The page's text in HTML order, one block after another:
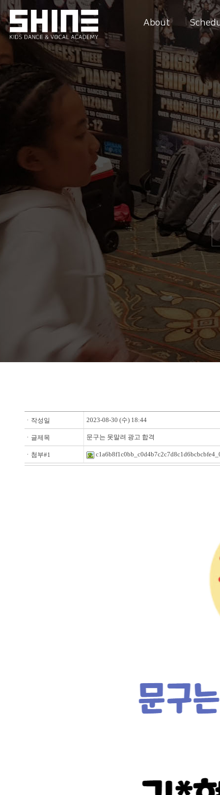
About
ㆍ작성일 2023-08-30 (수) 18:44
ㆍ글제목 문구는 못말려 광고 합격
ㆍ첨부#1